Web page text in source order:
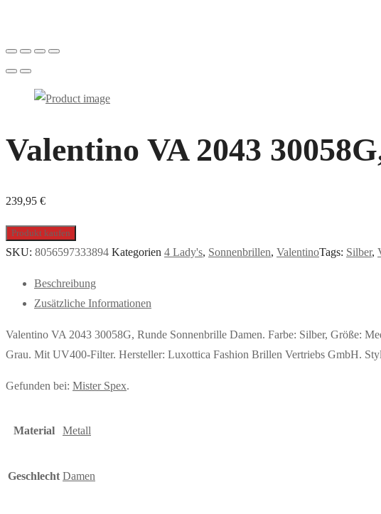
Valentino VA 2043
239,95 €
Produkt kaufen
SKU: 8056597333894 Kategorien 4 Lady's, Sonnenbrillen, ValentinoTags: Silber,
Beschreibung
Zusätzliche Informationen
Valentino VA 2043 30058G, Runde Sonnenbrille Damen. Farbe: Silber, Größe:
Grau. Mit UV400-Filter. Hersteller: Luxottica Fashion Brillen Vertriebs GmbH.
Gefunden bei: Mister Spex.
Material Metall
Geschlecht Damen